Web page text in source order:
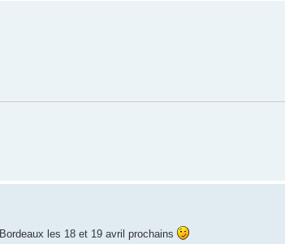
les 18 et 19 avril prochains